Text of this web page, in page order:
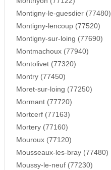
Montigny-le-guesdier (77480)
Montigny-lencoup (77520)
Montigny-sur-loing (77690)
Montmachoux (77940)
Montolivet (77320)
Montry (77450)
Moret-sur-loing (77250)
Mormant (77720)
Mortcerf (77163)
Mortery (77160)
Mouroux (77120)
Mousseaux-les-bray (77480)
Moussy-le-neuf (77230)